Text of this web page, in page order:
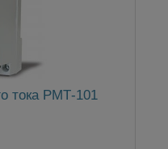
тока РМТ-101